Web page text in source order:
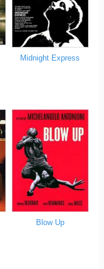
Midnight Express
Blow Up